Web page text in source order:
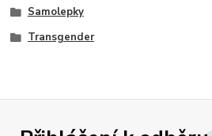
Samolepky
Transgender